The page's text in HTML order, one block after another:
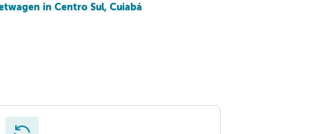
in Centro Sul, Cuiabá